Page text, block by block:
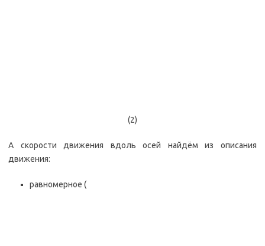
(2)
А скорости движения вдоль осей найдём из описания
движения:
равномерное (